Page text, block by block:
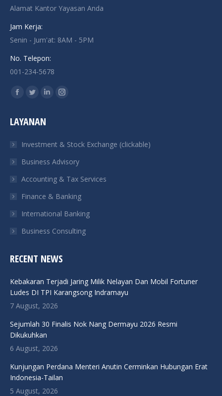
Alamat Kantor Yayasan Anda
Jam Kerja:
Senin - Jum'at: 8AM - 5PM
No. Telepon:
001-234-5678
Find us on:
Facebook
opens
new
window
Twitter
opens
new
window
Linkedin
new
window
Instagram
new
window
LAYANAN
Investment & Stock Exchange (clickable)
Business Advisory
Accounting & Tax Services
Finance & Banking
International Banking
Business Consulting
RECENT NEWS
Kebakaran Terjadi Jaring Milik Nelayan Dan Mobil Fortuner
Ludes DI TPI Karangsong Indramayu
7 August, 2026
Sejumlah 30 Finalis Nok Nang Dermayu 2026 Resmi
Dikukuhkan
6 August, 2026
Kunjungan Perdana Menteri Anutin Cerminkan Hubungan Erat
Indonesia-Tailan
5 August, 2026